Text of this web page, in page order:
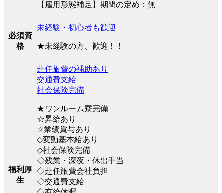
【雇用形態補足】期間の定め：無
必須資
格
未経験・初心者も歓迎
★未経験の方、歓迎！！
福利厚
生
赴任旅費の補助あり
交通費支給
社会保険完備
★ワンルーム寮完備
☆昇給あり
☆業績賞与あり
◇変動基本給あり
◇社会保険完備
◇残業・深夜・休出手当
◇赴任旅費会社負担
◇交通費支給